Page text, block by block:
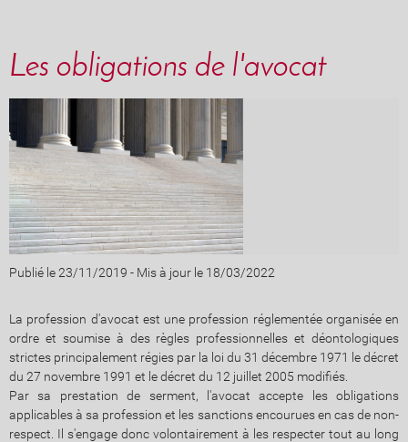
Les obligations de l'avocat
Publié le 23/11/2019 - Mis à jour le 18/03/2022
La profession d'avocat est une profession réglementée organisée en
ordre et soumise à des règles professionnelles et déontologiques
strictes principalement régies par la loi du 31 décembre 1971 le décret
du 27 novembre 1991 et le décret du 12 juillet 2005 modifiés.
Par sa prestation de serment, l'avocat accepte les obligations
applicables à sa profession et les sanctions encourues en cas de non-
respect. Il s'engage donc volontairement à les respecter tout au long